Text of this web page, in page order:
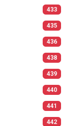
433
435
436
438
439
440
441
442